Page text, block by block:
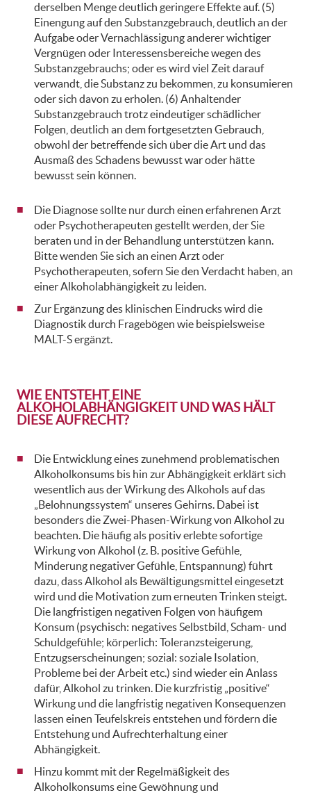
derselben Menge deutlich geringere Effekte auf. (5)
Einengung auf den Substanzgebrauch, deutlich an der
Aufgabe oder Vernachlässigung anderer wichtiger
Vergnügen oder Interessensbereiche wegen des
Substanzgebrauchs; oder es wird viel Zeit darauf
verwandt, die Substanz zu bekommen, zu konsumieren
oder sich davon zu erholen. (6) Anhaltender
Substanzgebrauch trotz eindeutiger schädlicher
Folgen, deutlich an dem fortgesetzten Gebrauch,
obwohl der betreffende sich über die Art und das
Ausmaß des Schadens bewusst war oder hätte
bewusst sein können.
Die Diagnose sollte nur durch einen erfahrenen Arzt
oder Psychotherapeuten gestellt werden, der Sie
beraten und in der Behandlung unterstützen kann.
Bitte wenden Sie sich an einen Arzt oder
Psychotherapeuten, sofern Sie den Verdacht haben, an
einer Alkoholabhängigkeit zu leiden.
Zur Ergänzung des klinischen Eindrucks wird die
Diagnostik durch Fragebögen wie beispielsweise
MALT-S ergänzt.
WIE ENTSTEHT EINE
ALKOHOLABHÄNGIGKEIT UND WAS HÄLT
DIESE AUFRECHT?
Die Entwicklung eines zunehmend problematischen
Alkoholkonsums bis hin zur Abhängigkeit erklärt sich
wesentlich aus der Wirkung des Alkohols auf das
„Belohnungssystem“ unseres Gehirns. Dabei ist
besonders die Zwei-Phasen-Wirkung von Alkohol zu
beachten. Die häufig als positiv erlebte sofortige
Wirkung von Alkohol (z. B. positive Gefühle,
Minderung negativer Gefühle, Entspannung) führt
dazu, dass Alkohol als Bewältigungsmittel eingesetzt
wird und die Motivation zum erneuten Trinken steigt.
Die langfristigen negativen Folgen von häufigem
Konsum (psychisch: negatives Selbstbild, Scham- und
Schuldgefühle; körperlich: Toleranzsteigerung,
Entzugserscheinungen; sozial: soziale Isolation,
Probleme bei der Arbeit etc.) sind wieder ein Anlass
dafür, Alkohol zu trinken. Die kurzfristig „positive“
Wirkung und die langfristig negativen Konsequenzen
lassen einen Teufelskreis entstehen und fördern die
Entstehung und Aufrechterhaltung einer
Abhängigkeit.
Hinzu kommt mit der Regelmäßigkeit des
Alkoholkonsums eine Gewöhnung und